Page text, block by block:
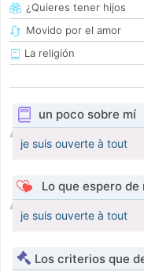
¿Quieres tener hijos
Movido por el amor
La religión
un poco sobre mí
je suis ouverte à tout
Lo que espero de
je suis ouverte à tout
Los criterios que